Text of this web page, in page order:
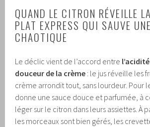
QUAND LE CITRON RÉVEILLE
PLAT EXPRESS QUI SAUVE
CHAOTIQUE
Le déclic vient de l’accord entre
douceur de la crème : le jus réveille les
crème arrondit tout, sans lourdeur. Pour
donne une sauce douce et parfumée, à
léger sur le citron dans leurs assiettes. À
les morceaux sont bien gérés, les